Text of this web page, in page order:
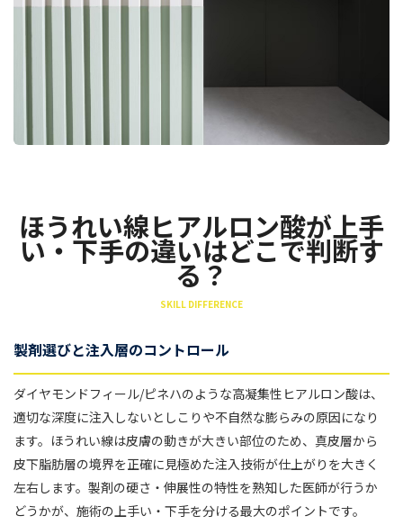
ほうれい線ヒアルロン酸が上手
い・下手の違いはどこで判断す
る？
SKILL DIFFERENCE
製剤選びと注入層のコントロール
ダイヤモンドフィール/ピネハのような高凝集性ヒアルロン酸は、
適切な深度に注入しないとしこりや不自然な膨らみの原因になり
ます。ほうれい線は皮膚の動きが大きい部位のため、真皮層から
皮下脂肪層の境界を正確に見極めた注入技術が仕上がりを大きく
左右します。製剤の硬さ・伸展性の特性を熟知した医師が行うか
どうかが、施術の上手い・下手を分ける最大のポイントです。